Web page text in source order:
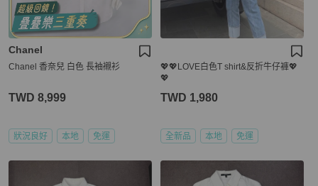
Chanel
Chanel 香奈兒 白色 長袖襯衫
TWD 8,999
狀況良好 本地 免運
💖💖LOVE白色T shirt&反折牛仔褲💖
💖
TWD 1,980
全新品 本地 免運